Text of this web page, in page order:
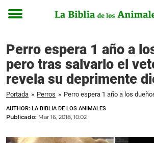
Toggle
Perro espera 1 año a
pero tras salvarlo el
revela su deprimente
Portada » Perros »
AUTHOR: LA BIBLIA DE LOS ANIMALES
Publicado: Mar 16, 2018, 10:02